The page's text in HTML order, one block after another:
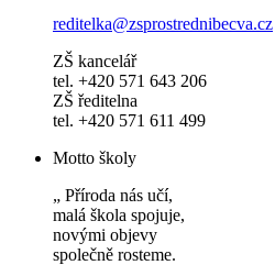
reditelka@zsprostrednibecva.cz
ZŠ kancelář
tel. +420 571 643 206
ZŠ ředitelna
tel. +420 571 611 499
Motto školy
„ Příroda nás učí,
malá škola spojuje,
novými objevy
společně rosteme.